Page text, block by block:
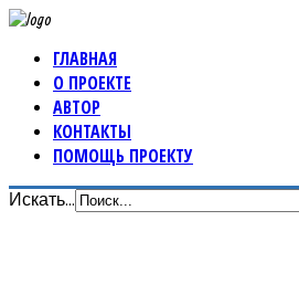
ГЛАВНАЯ
О ПРОЕКТЕ
АВТОР
КОНТАКТЫ
ПОМОЩЬ ПРОЕКТУ
Искать...